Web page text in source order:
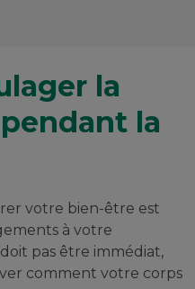
la
la
votre bien-être est
à votre
pas être immédiat,
comment votre corps